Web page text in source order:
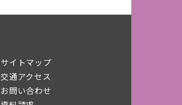
サイトマップ
交通アクセス
お問い合わせ